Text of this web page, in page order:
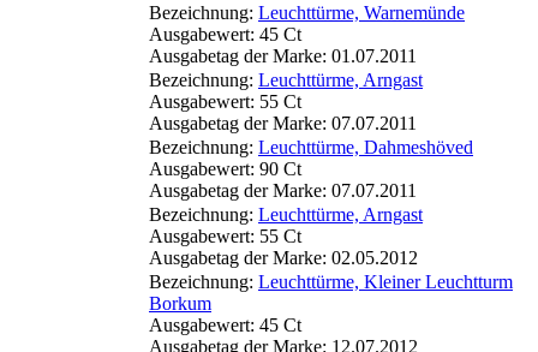
Bezeichnung: Leuchttürme, Warnemünde
Ausgabewert: 45 Ct
Ausgabetag der Marke: 01.07.2011
Bezeichnung: Leuchttürme, Arngast
Ausgabewert: 55 Ct
Ausgabetag der Marke: 07.07.2011
Bezeichnung: Leuchttürme, Dahmeshöved
Ausgabewert: 90 Ct
Ausgabetag der Marke: 07.07.2011
Bezeichnung: Leuchttürme, Arngast
Ausgabewert: 55 Ct
Ausgabetag der Marke: 02.05.2012
Bezeichnung: Leuchttürme, Kleiner Leuchtturm
Borkum
Ausgabewert: 45 Ct
Ausgabetag der Marke: 12.07.2012